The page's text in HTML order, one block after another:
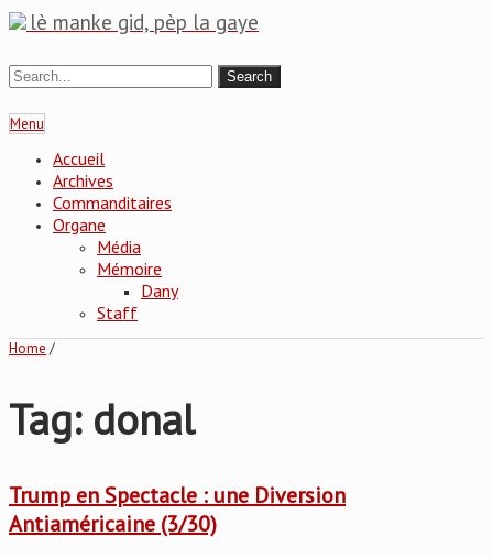
lè manke gid, pèp la gaye
Menu
Accueil
Archives
Commanditaires
Organe
Média
Mémoire
Dany
Staff
Home /
Tag: donal
Trump en Spectacle : une Diversion
Antiaméricaine (3/30)